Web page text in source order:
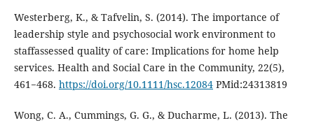
Westerberg, K., & Tafvelin, S. (2014). The importance of
leadership style and psychosocial work environment to
staffassessed quality of care: Implications for home help
services. Health and Social Care in the Community, 22(5),
461−468. https://doi.org/10.1111/hsc.12084PMid:24313819
Wong, C. A., Cummings, G. G., & Ducharme, L. (2013). The